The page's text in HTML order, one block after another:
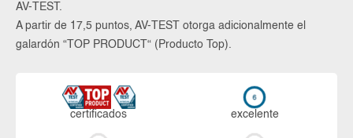
AV-TEST.
A partir de 17,5 puntos, AV-TEST otorga adicionalmente el
galardón “TOP PRODUCT“ (Producto Top).
certi­ficados ex­ce­len­te